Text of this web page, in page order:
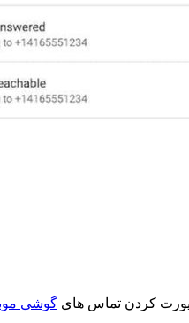
کردن تماس‌ های گوشی